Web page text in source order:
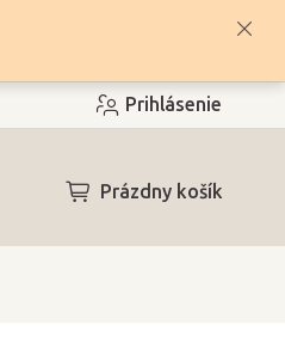
Prihlásenie
NÁKUPNÝ
Prázdny košík